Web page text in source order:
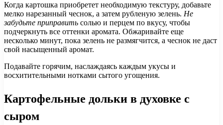
Когда картошка приобретет необходимую текстуру, добавьте
мелко нарезанный чеснок, а затем рубленую зелень. Не
забудьте приправить солью и перцем по вкусу, чтобы
подчеркнуть все оттенки аромата. Обжаривайте еще
несколько минут, пока зелень не размягчится, а чеснок не даст
свой насыщенный аромат.
Подавайте горячим, наслаждаясь каждым укусы и
восхитительными нотками сытого угощения.
Картофельные дольки в духовке с
сыром